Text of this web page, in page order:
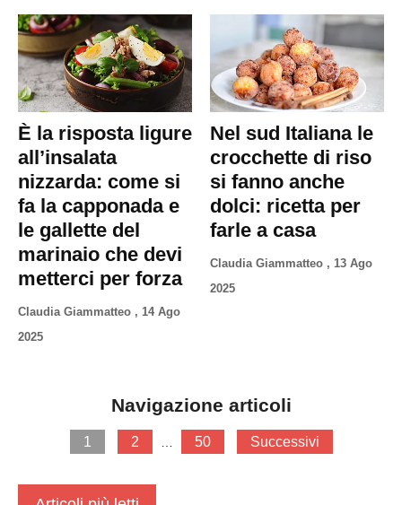
È la risposta ligure
all’insalata
nizzarda: come si
fa la capponada e
le gallette del
marinaio che devi
metterci per forza
Claudia Giammatteo , 14 Ago
2025
Nel sud Italiana le
crocchette di riso
si fanno anche
dolci: ricetta per
farle a casa
Claudia Giammatteo , 13 Ago
2025
Navigazione articoli
1 2 … 50 Successivi